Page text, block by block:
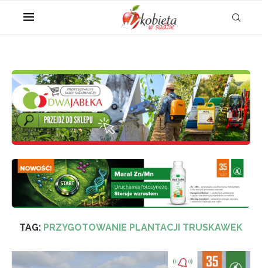
TAG: PRZYGOTOWANIE PLANTACJI TRUSKAWEK